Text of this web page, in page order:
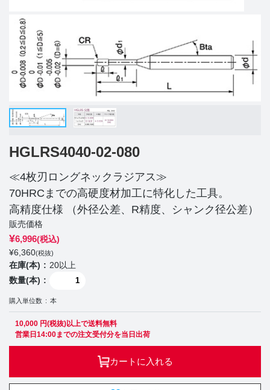
HGLRS4040-02-080
≪4枚刃ロングネックラジアス≫
70HRCまでの高硬度材加工に特化した工具。
高精度仕様 （外径公差、R精度、シャンク径公差）
販売価格
¥6,996(税込)
¥6,360(税抜)
在庫(本)
20以上
数量(本)
購入単位数 本
10,000 円(税抜)以上で送料無料
営業日14:00までの注文受付分を当日出荷
カートに入れる